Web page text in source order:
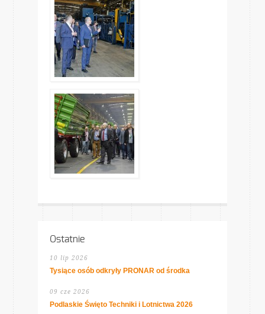
Ostatnie
10 lip 2026
Tysiące osób odkryły PRONAR od środka
09 cze 2026
Podlaskie Święto Techniki i Lotnictwa 2026